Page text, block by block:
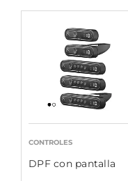
CONTROLES
DPF con pantalla